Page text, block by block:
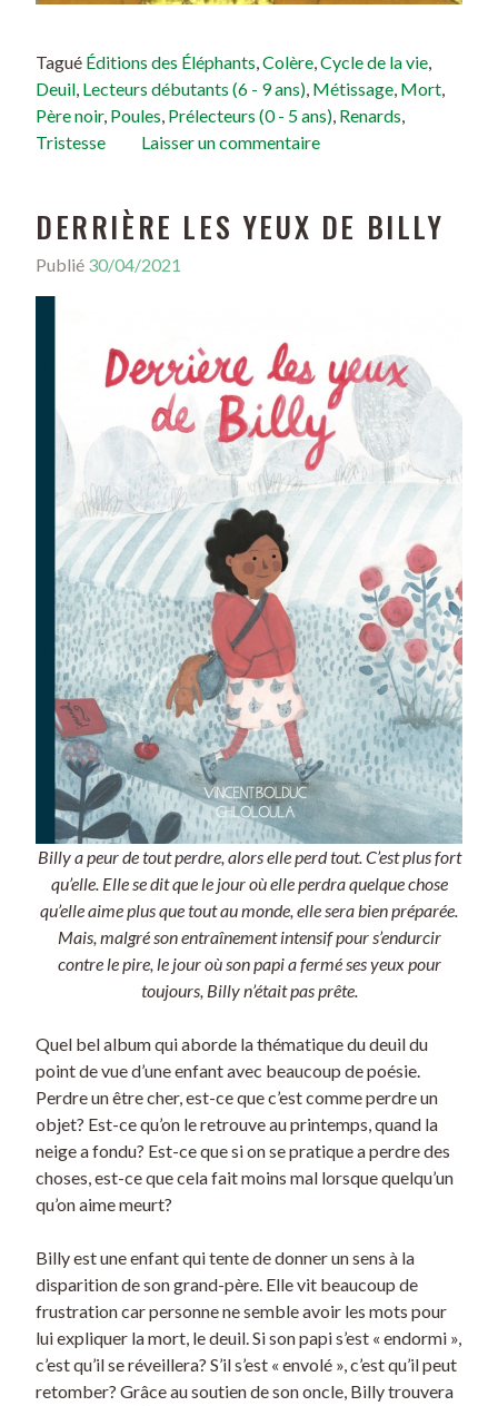
Tagué Éditions des Éléphants,Colère,Cycle de la vie,
Deuil, Lecteurs débutants (6 - 9 ans), Métissage, Mort,
Père noir, Poules, Prélecteurs (0 - 5 ans), Renards,
Tristesse
Laisser un commentaire
DERRIÈRE LES YEUX DE BILLY
Publié 30/04/2021
Billy a peur de tout perdre, alors elle perd tout. C’est plus fort
qu’elle. Elle se dit que le jour où elle perdra quelque chose
qu’elle aime plus que tout au monde, elle sera bien préparée.
Mais, malgré son entraînement intensif pour s’endurcir
contre le pire, le jour où son papi a fermé ses yeux pour
toujours, Billy n’était pas prête.
Quel bel album qui aborde la thématique du deuil du
point de vue d’une enfant avec beaucoup de poésie.
Perdre un être cher, est-ce que c’est comme perdre un
objet? Est-ce qu’on le retrouve au printemps, quand la
neige a fondu? Est-ce que si on se pratique a perdre des
choses, est-ce que cela fait moins mal lorsque quelqu’un
qu’on aime meurt?
Billy est une enfant qui tente de donner un sens à la
disparition de son grand-père. Elle vit beaucoup de
frustration car personne ne semble avoir les mots pour
lui expliquer la mort, le deuil. Si son papi s’est « endormi »,
c’est qu’il se réveillera? S’il s’est « envolé », c’est qu’il peut
retomber? Grâce au soutien de son oncle, Billy trouvera